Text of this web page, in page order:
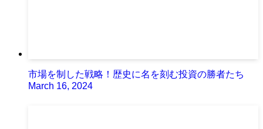
市場を制した戦略！歴史に名を刻む投資の勝者たち
March 16, 2024